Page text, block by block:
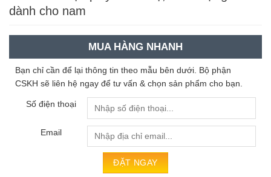
dành cho nam
MUA HÀNG NHANH
Bạn chỉ cần để lại thông tin theo mẫu bên dưới. Bộ phận
CSKH sẽ liên hệ ngay để tư vấn & chọn sản phẩm cho bạn.
Số điện thoại
Email